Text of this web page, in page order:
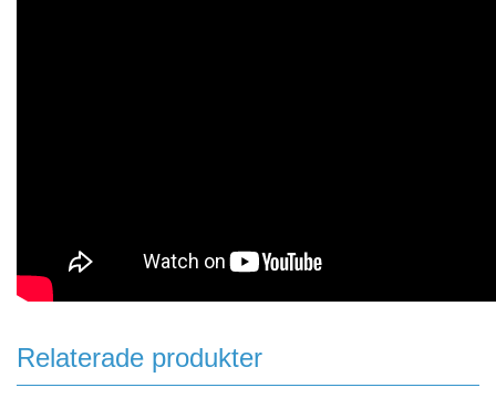
Relaterade produkter